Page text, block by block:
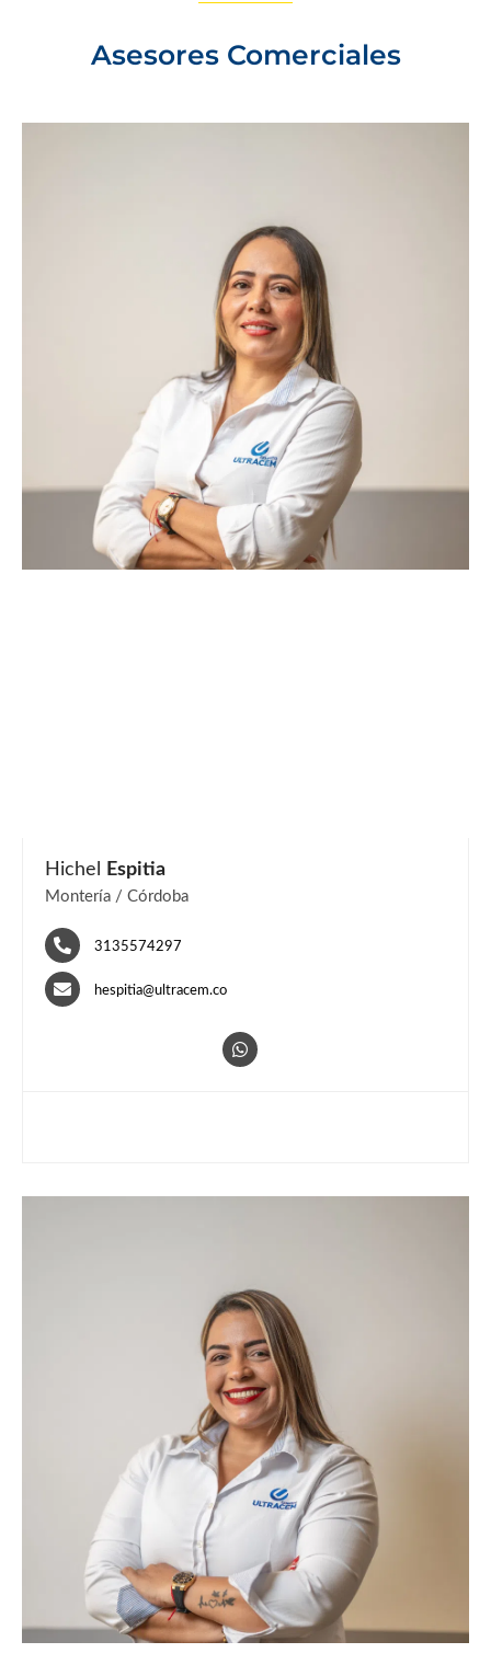
Asesores Comerciales
Hichel Espitia
Montería / Córdoba
3135574297
hespitia@ultracem.co